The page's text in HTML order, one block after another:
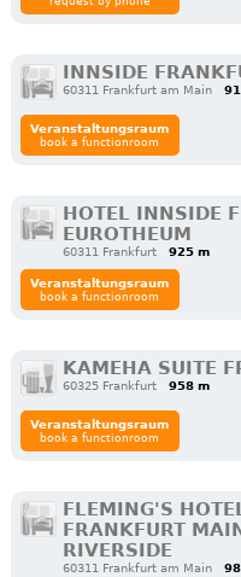
INNSIDE
60311 Frankfurt am Main
Veranstaltungsraum
book a functionroom
HOTEL INNSIDE
EUROTHEUM
60311 Frankfurt 925 m
Veranstaltungsraum
book a functionroom
KAMEHA SUITE
60325 Frankfurt 958 m
Veranstaltungsraum
book a functionroom
FLEMING'S
FRANKFURT
RIVERSIDE
60311 Frankfurt am Main